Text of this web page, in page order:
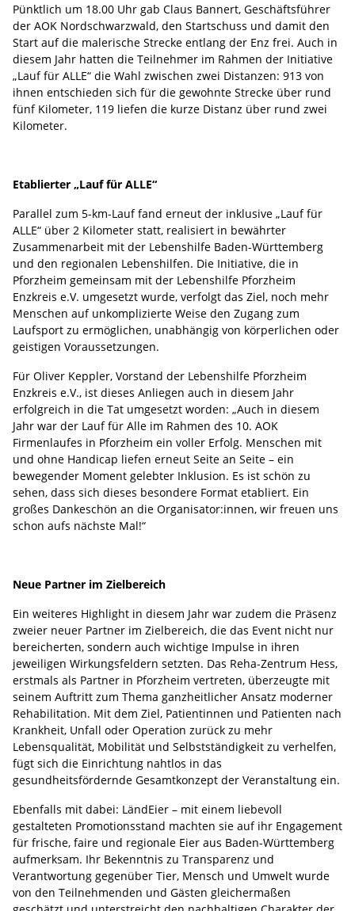
Pünktlich um 18.00 Uhr gab Claus Bannert, Geschäftsführer
der AOK Nordschwarzwald, den Startschuss und damit den
Start auf die malerische Strecke entlang der Enz frei. Auch in
diesem Jahr hatten die Teilnehmer im Rahmen der Initiative
„Lauf für ALLE“ die Wahl zwischen zwei Distanzen: 913 von
ihnen entschieden sich für die gewohnte Strecke über rund
fünf Kilometer, 119 liefen die kurze Distanz über rund zwei
Kilometer.
Etablierter „Lauf für ALLE“
Parallel zum 5-km-Lauf fand erneut der inklusive „Lauf für
ALLE“ über 2 Kilometer statt, realisiert in bewährter
Zusammenarbeit mit der Lebenshilfe Baden-Württemberg
und den regionalen Lebenshilfen. Die Initiative, die in
Pforzheim gemeinsam mit der Lebenshilfe Pforzheim
Enzkreis e.V. umgesetzt wurde, verfolgt das Ziel, noch mehr
Menschen auf unkomplizierte Weise den Zugang zum
Laufsport zu ermöglichen, unabhängig von körperlichen oder
geistigen Voraussetzungen.
Für Oliver Keppler, Vorstand der Lebenshilfe Pforzheim
Enzkreis e.V., ist dieses Anliegen auch in diesem Jahr
erfolgreich in die Tat umgesetzt worden: „Auch in diesem
Jahr war der Lauf für Alle im Rahmen des 10. AOK
Firmenlaufes in Pforzheim ein voller Erfolg. Menschen mit
und ohne Handicap liefen erneut Seite an Seite – ein
bewegender Moment gelebter Inklusion. Es ist schön zu
sehen, dass sich dieses besondere Format etabliert. Ein
großes Dankeschön an die Organisator:innen, wir freuen uns
schon aufs nächste Mal!“
Neue Partner im Zielbereich
Ein weiteres Highlight in diesem Jahr war zudem die Präsenz
zweier neuer Partner im Zielbereich, die das Event nicht nur
bereicherten, sondern auch wichtige Impulse in ihren
jeweiligen Wirkungsfeldern setzten. Das Reha-Zentrum Hess,
erstmals als Partner in Pforzheim vertreten, überzeugte mit
seinem Auftritt zum Thema ganzheitlicher Ansatz moderner
Rehabilitation. Mit dem Ziel, Patientinnen und Patienten nach
Krankheit, Unfall oder Operation zurück zu mehr
Lebensqualität, Mobilität und Selbstständigkeit zu verhelfen,
fügt sich die Einrichtung nahtlos in das
gesundheitsfördernde Gesamtkonzept der Veranstaltung ein.
Ebenfalls mit dabei: LändEier – mit einem liebevoll
gestalteten Promotionsstand machten sie auf ihr Engagement
für frische, faire und regionale Eier aus Baden-Württemberg
aufmerksam. Ihr Bekenntnis zu Transparenz und
Verantwortung gegenüber Tier, Mensch und Umwelt wurde
von den Teilnehmenden und Gästen gleichermaßen